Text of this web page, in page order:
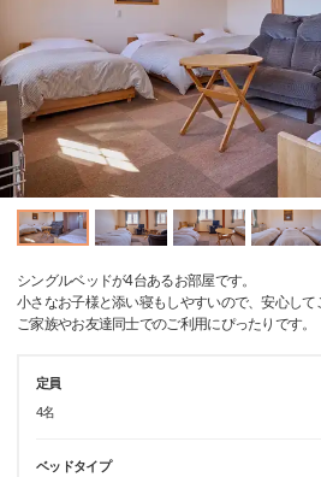
シングルベッドが4台あるお部屋です。
小さなお子様と添い寝もしやすいので、安心して
ご家族やお友達同士でのご利用にぴったりです。
定員
4名
ベッドタイプ